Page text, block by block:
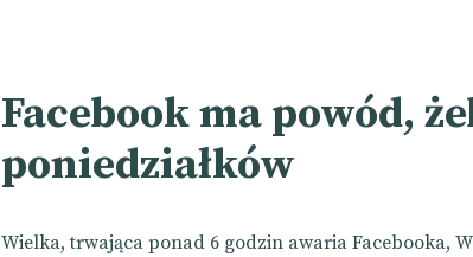
Facebook ma powód,
poniedziałków
Wielka, trwająca ponad 6 godzin awaria Facebooka,